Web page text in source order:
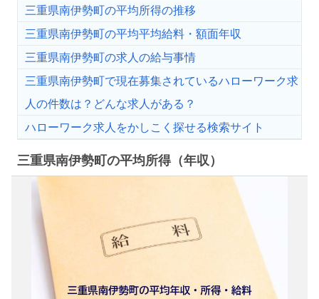
三重県南伊勢町の平均所得の推移
三重県南伊勢町の平均平均給料・額面年収
三重県南伊勢町の求人の給与事情
三重県南伊勢町で現在募集されているハローワーク求
人の件数は？どんな求人がある？
ハローワーク求人をかしこく探せる検索サイト
三重県南伊勢町の平均所得（年収）